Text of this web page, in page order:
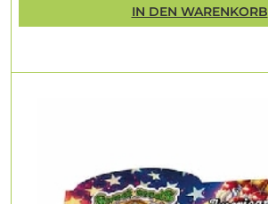
IN DEN WARENKORB